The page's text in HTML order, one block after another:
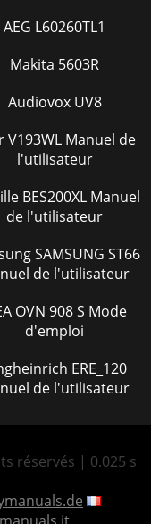
AEG L60260TL1
Makita 5603R
Audiovox UV8
l'utilisateur
Manuel
de l'utilisateur
ST66
de l'utilisateur
Mode
d'emploi
ERE_120
de l'utilisateur
réservés | 0.025 s